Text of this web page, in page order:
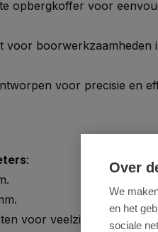
opbergkoffer voor
voor boorwerkzaamheden
voor precisie en
:
voor veelzijdig gebruik.
Over
We
en het
sociale